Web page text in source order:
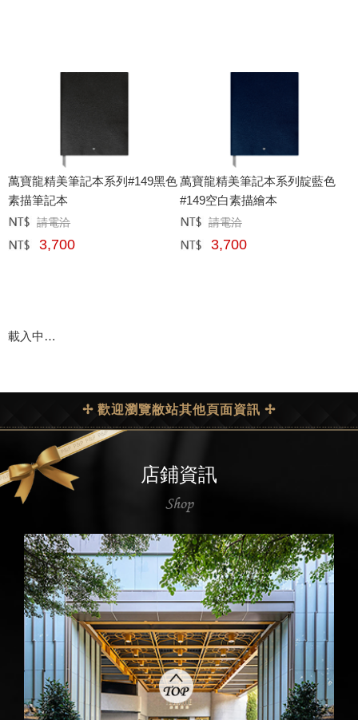
萬寶龍精美筆記本系列#149黑色
素描筆記本
定價﹕請電洽
網購﹕ 3,700
萬寶龍精美筆記本系列靛藍色
#149空白素描繪本
定價﹕ 請電洽
網購﹕ 3,700
載入中…
✢ 歡迎瀏覽敝站其他頁面資訊 ✢
店鋪資訊
Shop